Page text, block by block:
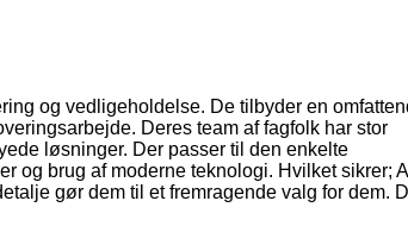
og vedligeholdelse. De tilbyder en
Deres team af fagfolk har stor
løsninger. Der passer til den enkelte
og brug af moderne teknologi. Hvilket sikrer;
gør dem til et fremragende valg for dem.